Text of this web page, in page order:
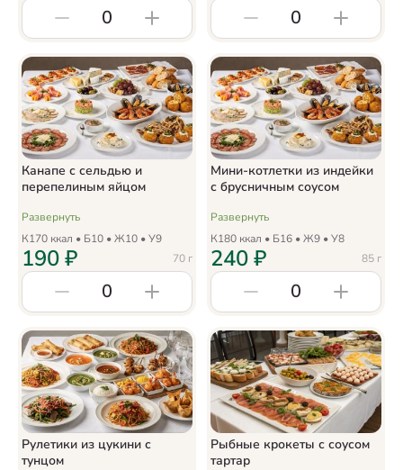
0 0
Канапе с сельдью и
перепелиным яйцом
Развернуть
К170 ккал • Б10 • Ж10 • У9
70 г
190₽
0
Мини-котлетки из индейки
с брусничным соусом
Развернуть
К180 ккал • Б16 • Ж9 • У8
85 г
240₽
0
Рулетики из цукини с
тунцом
Рыбные крокеты с соусом
тартар